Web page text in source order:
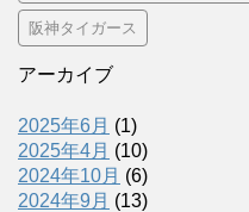
阪神タイガース
アーカイブ
2025年6月 (1)
2025年4月 (10)
2024年10月 (6)
2024年9月 (13)